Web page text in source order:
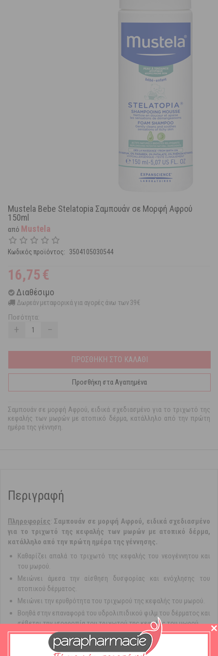
Mustela Bebe Stelatopia Σαμπουάν σε Μορφή Αφρού
150ml
από Mustela
Κωδικός προϊόντος: 3504105030544
16,75€
Διαθέσιμο
Δωρεάν μεταφορικά για αγορές άνω των 39€
Ποσότητα:
+ −
ΠΡΟΣΘΗΚΗ ΣΤΟ ΚΑΛΑΘΙ
Προσθήκη στα Αγαπημένα
Σαμπουάν σε μορφή Αφρού, ειδικά σχεδιασμένο για το τριχωτό της
κεφαλής των μωρών με ατοπικό δέρμα, κατάλληλο από την πρώτη
ημέρα της γέννηση.
Περιγραφή
Πληροφoρίες:Σαμπουάν σε μορφή Αφρού, ειδικά σχεδιασμένο
για το τριχωτό της κεφαλής των μωρών με ατοπικό δέρμα,
κατάλληλο από την πρώτη ημέρα της γέννησης.
Καθαρίζει απαλά το τριχωτό της κεφαλής του νεογέννητου και
του μωρού.
Μειώνει άμεσα την αίσθηση δυσφορίας και ενόχλησης του
ατοπικού δέρματος.
Μειώνει την ερυθρότητα του τριχωρού της κεφαλής του μωρού.
Βοηθά στην επαναφορά του υδρολιπιδικού φιλμ του δέρματος και
σέβεται την ισορροπία του τριχωτού της κεφαλής του μωρού.
Χωρίς Σάπωνες - φυσιολογικό ρΗ - Σύνθεση που δεν προκαλεί